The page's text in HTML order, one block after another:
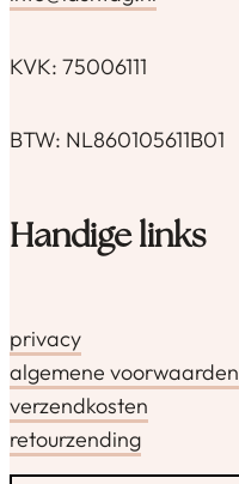
KVK: 75006111
BTW: NL860105611B01
Handige links
privacy
algemene voorwaarden
verzendkosten
retourzending